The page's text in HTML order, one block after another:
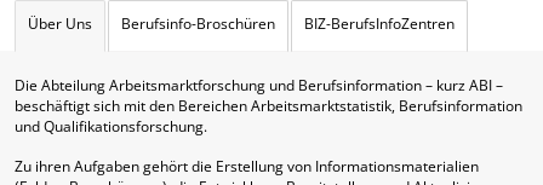
Über Uns Berufsinfo-Broschüren BIZ-BerufsInfoZentren
Die Abteilung Arbeitsmarktforschung und Berufsinformation – kurz ABI –
beschäftigt sich mit den Bereichen Arbeitsmarktstatistik, Berufsinformation
und Qualifikationsforschung.
Zu ihren Aufgaben gehört die Erstellung von Informationsmaterialien